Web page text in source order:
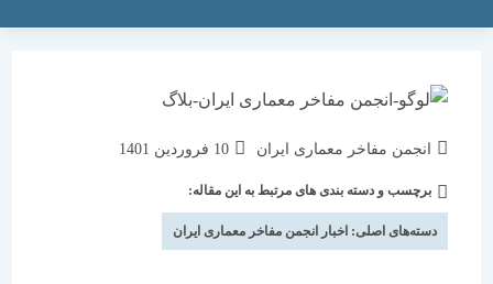
انجمن مفاخر معماری ایران
نوشته
شده
است:
10 فروردین 1401
برچسب و دسته بندی های مرتبط به این مقاله:
دسته‌های اصلی:اخبار انجمن مفاخر معماری ایران